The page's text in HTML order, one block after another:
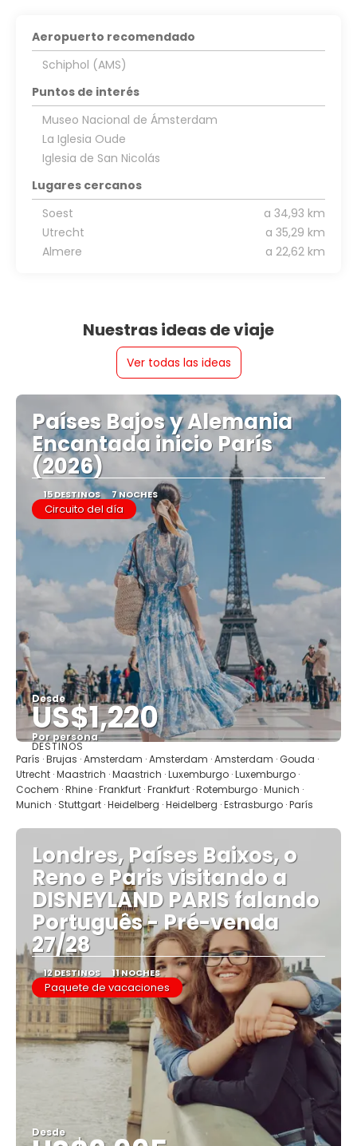
Aeropuerto recomendado
Schiphol (AMS)
Puntos de interés
Museo Nacional de Ámsterdam
La Iglesia Oude
Iglesia de San Nicolás
Lugares cercanos
Soest
a 34,93 km
Utrecht
a 35,29 km
Almere
a 22,62 km
Nuestras ideas de viaje
Ver todas las ideas
Países Bajos y Alemania
Encantada inicio París
(2026)
15 DESTINOS 7 NOCHES
Circuito del día
Desde
US$1,220
Por persona
Ver
DESTINOS
París · Brujas · Amsterdam · Amsterdam · Amsterdam · Gouda ·
Utrecht · Maastrich · Maastrich · Luxemburgo · Luxemburgo ·
Cochem · Rhine · Frankfurt · Frankfurt · Rotemburgo · Munich ·
Munich · Stuttgart · Heidelberg · Heidelberg · Estrasburgo · París
Londres, Países Baixos, o
Reno e Paris visitando a
DISNEYLAND PARIS falando
Português - Pré-venda
27/28
12 DESTINOS 11 NOCHES
Paquete de vacaciones
Desde